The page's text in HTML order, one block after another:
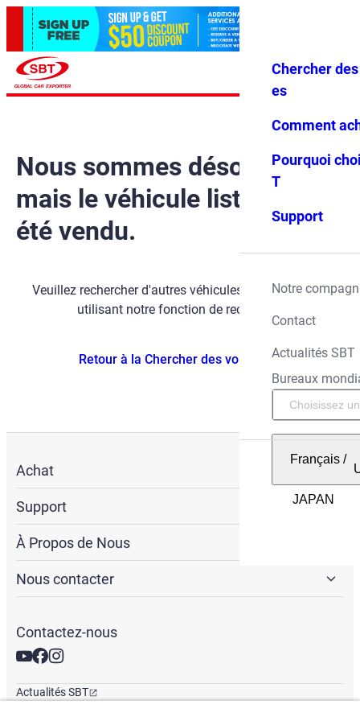
Se conne
Favoris Menu
Chercher
es
Comment
Pourquoi
T
Support
Notre
Contact
Actualités SBT
Bureaux
Français/
Nous sommes désolés,
mais le véhicule listé a déjà
été vendu.
Veuillez rechercher d'autres véhicules disponibles en
utilisant notre fonction de recherche.
Retour à la Chercher des voitures
Achat
Support
À Propos de Nous
Nous contacter
Contactez-nous
Actualités SBT